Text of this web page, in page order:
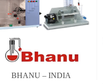
BHANU – INDIA